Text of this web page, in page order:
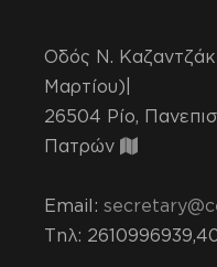
Οδός Ν.
Μαρτίου)|
26504 Ρίο,
Πατρών
Email:
Τηλ: